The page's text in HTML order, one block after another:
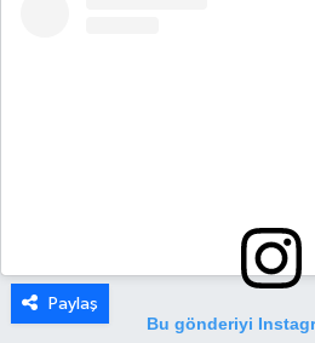
Bu gönderiyi
Paylaş
KÜLTÜR SANAT